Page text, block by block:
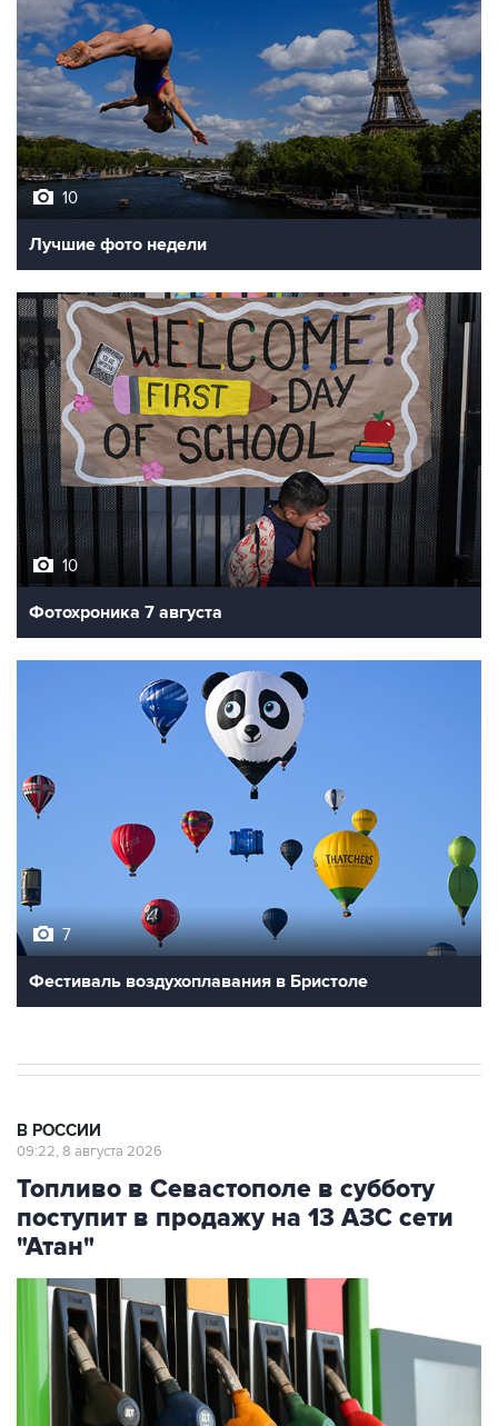
10
Лучшие фото недели
10
Фотохроника 7 августа
7
Фестиваль воздухоплавания в Бристоле
В РОССИИ
09:22, 8 августа 2026
Топливо в Севастополе в субботу
поступит в продажу на 13 АЗС сети
"Атан"